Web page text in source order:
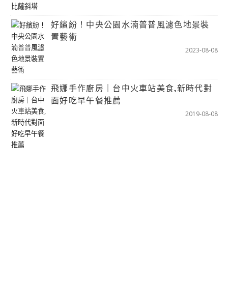
好繽紛！中央公園水湳普普風濾色地景裝
置藝術
2023-08-08
飛娜手作廚房｜台中火車站美食,新時代對
面好吃早午餐推薦
2019-08-08